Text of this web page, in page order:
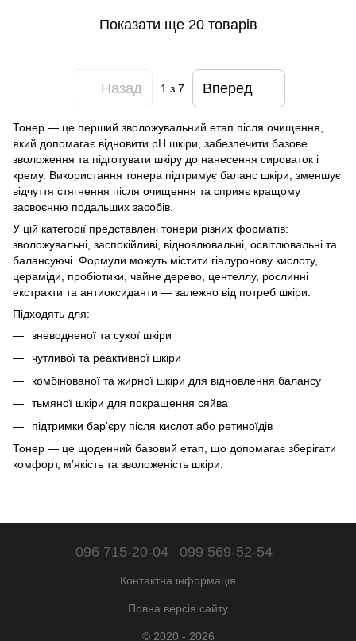
Показати ще 20 товарів
Назад 1 з 7 Вперед
Тонер — це перший зволожувальний етап після очищення,
який допомагає відновити pH шкіри, забезпечити базове
зволоження та підготувати шкіру до нанесення сироваток і
крему. Використання тонера підтримує баланс шкіри, зменшує
відчуття стягнення після очищення та сприяє кращому
засвоєнню подальших засобів.
У цій категорії представлені тонери різних форматів:
зволожувальні, заспокійливі, відновлювальні, освітлювальні та
балансуючі. Формули можуть містити гіалуронову кислоту,
цераміди, пробіотики, чайне дерево, центеллу, рослинні
екстракти та антиоксиданти — залежно від потреб шкіри.
Підходять для:
зневодненої та сухої шкіри
чутливої та реактивної шкіри
комбінованої та жирної шкіри для відновлення балансу
тьмяної шкіри для покращення сяйва
підтримки барʼєру після кислот або ретиноїдів
Тонер — це щоденний базовий етап, що допомагає зберігати
комфорт, мʼякість та зволоженість шкіри.
096 715-20-04 099 569-52-54
Контактна інформація
Повна версія сайту
© 2020 - 2026